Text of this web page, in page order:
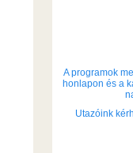
A programok
honlapon és a
Utazóink